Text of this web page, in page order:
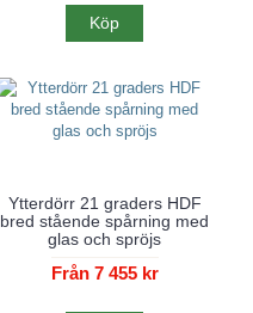
Köp
Ytterdörr 21 graders HDF
bred stående spårning med
glas och spröjs
Från 7 455 kr